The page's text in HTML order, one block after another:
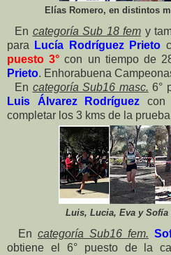
Elías Romero, en distintos
En categoría Sub 18 fem y
para
Lucía Rodríguez Prieto
puesto 3° con un tiempo de
Prieto. Enhorabuena
En categoría Sub16 masc. 6°
Luis Álvarez Rodríguez con
completar los 3 kms de la
Luis, Lucia, Eva y Sofía
En categoría Sub16 fem.
obtiene el 6° puesto de la